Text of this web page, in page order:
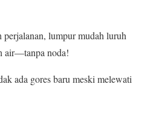
perjalanan, lumpur mudah luruh
air—tanpa noda!
ada gores baru meski melewati